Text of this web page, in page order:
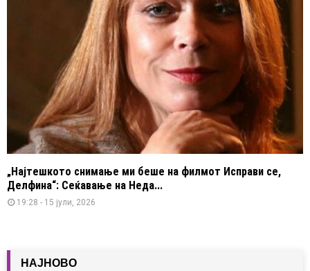
„Најтешкото снимање ми беше на филмот Исправи се,
Делфина“: Сеќавање на Неда...
19:28 - 15 јули, 2026
НАЈНОВО